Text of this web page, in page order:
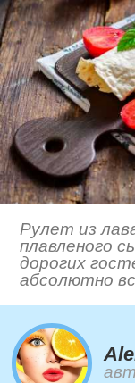
Рулет из
плавленого
дорогих
абсолютно